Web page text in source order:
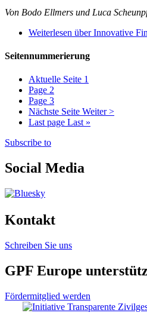
Von Bodo Ellmers und Luca
Weiterlesen über Innovative
Seitennummerierung
Aktuelle Seite 1
Page 2
Page 3
Nächste Seite Weiter >
Last page Last »
Subscribe to
Social Media
Kontakt
Schreiben Sie uns
GPF Europe
Fördermitglied werden